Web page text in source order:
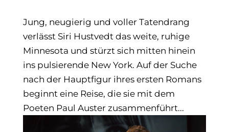
Jung, neugierig und voller Tatendrang
verlässt Siri Hustvedt das weite, ruhige
Minnesota und stürzt sich mitten hinein
ins pulsierende New York. Auf der Suche
nach der Hauptfigur ihres ersten Romans
beginnt eine Reise, die sie mit dem
Poeten Paul Auster zusammenführt...